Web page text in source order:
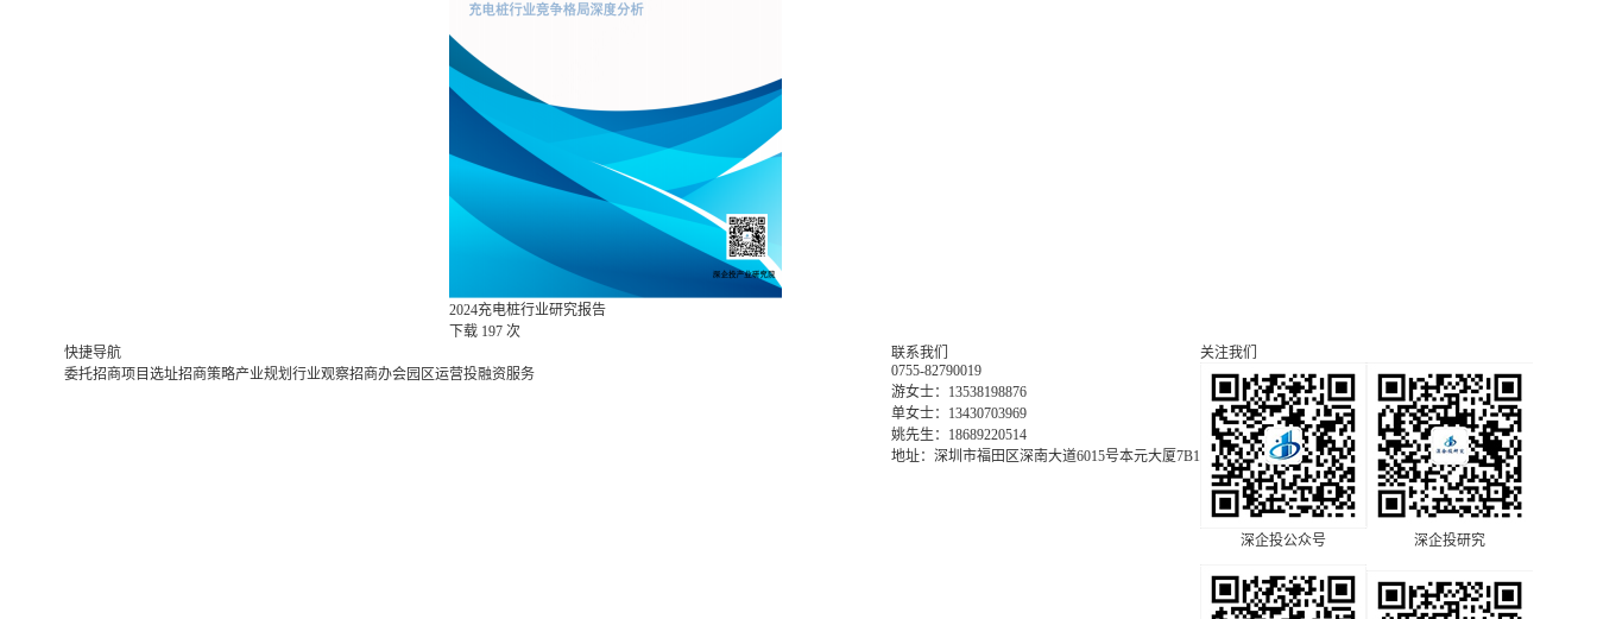
2024充电桩行业研究报告
下载 197 次
快捷导航
委托招商项目选址招商策略产业规划 行业观察招商办会园区运营投融资服务
联系我们
0755-82790019
游女士：13538198876
单女士：13430703969
姚先生：18689220514
地址：深圳市福田区深南大道6015号本元大厦7B1
关注我们
深企投公众号 深企投研究